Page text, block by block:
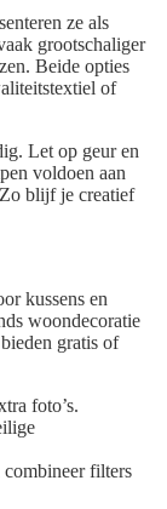
ze als
grootschaliger
Beide opties
of
Let op geur en
voldoen aan
blijf je creatief
kussens en
woondecoratie
gratis of
foto’s.
combineer filters